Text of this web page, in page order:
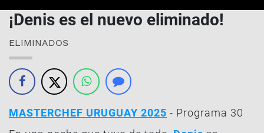
¡Denis es el nuevo eliminado!
ELIMINADOS
MASTERCHEF URUGUAY 2025 - Programa 30